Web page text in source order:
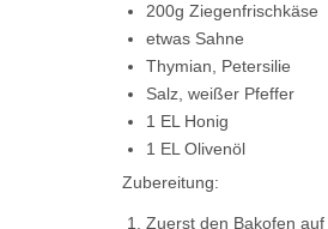
200g Ziegenfrischkäse
etwas Sahne
Thymian, Petersilie
Salz, weißer Pfeffer
1 EL Honig
1 EL Olivenöl
Zubereitung:
Zuerst den Bakofen